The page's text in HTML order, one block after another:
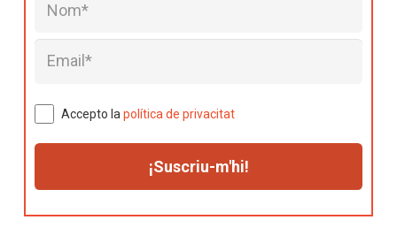
Accepto la política de privacitat